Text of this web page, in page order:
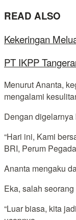
READ ALSO
Kekeringan
PT IKPP
Menurut Ananta,
mengalami
Dengan
“Hari ini, Kami
BRI, Perum
Ananta mengaku
Eka, salah
“Luar biasa, kita